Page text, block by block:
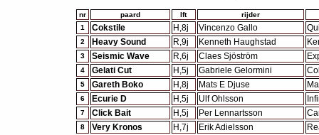
nr paard lft
rijder
1
Cokstile H,8j Vincenzo Gallo
2 Heavy Sound R,9j Kenneth Haughstad
3 Seismic Wave R,6j Claes Sjöström
4 Gelati Cut H,5j Gabriele Gelormini
5 Gareth Boko H,8j Mats E Djuse
6 Ecurie D H,5j Ulf Ohlsson
7 Click Bait H,5j Per Lennartsson
8 Very Kronos H,7j Erik Adielsson